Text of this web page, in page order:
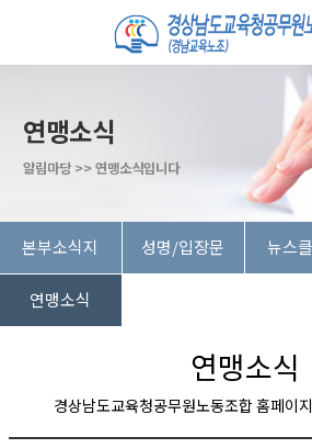
연맹소식
알림마당 >> 연맹소식입니다
본부소식지 성명/입장문 뉴스
연맹소식
연맹소식
경상남도교육청공무원노동조합 홈페이